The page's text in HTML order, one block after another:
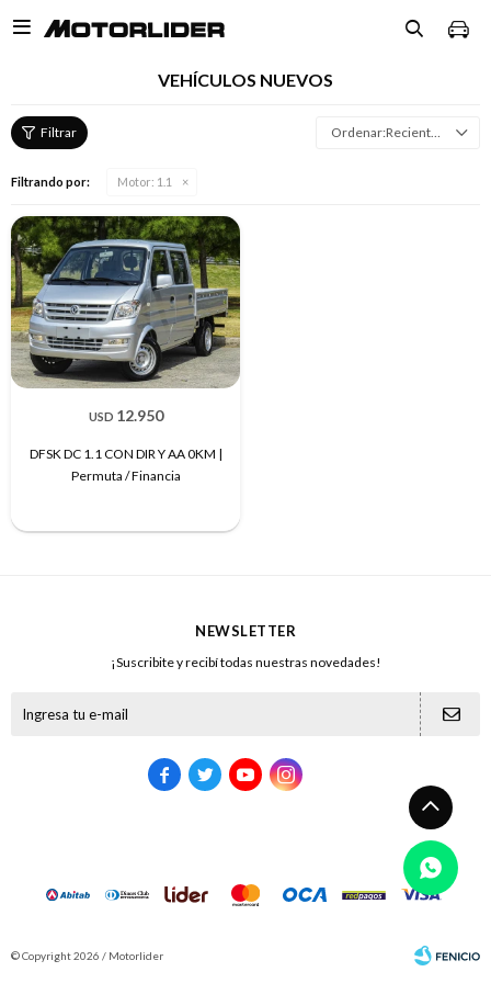

VEHÍCULOS NUEVOS
Recientes
Filtrando por: Motor: 1.1
USD 12.950
DFSK DC 1.1 CON DIR Y AA 0KM |
Permuta / Financia
NEWSLETTER
¡Suscribite y recibí todas nuestras novedades!
   
© Copyright 2026 / Motorlider